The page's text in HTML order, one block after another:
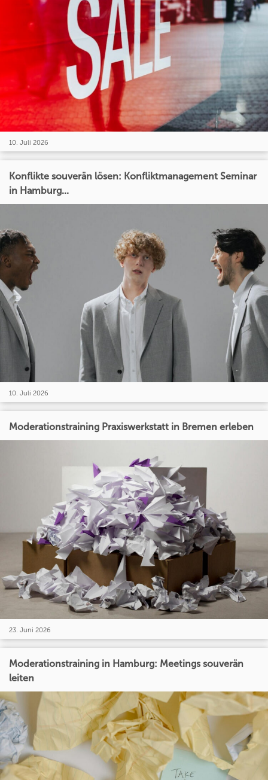
10. Juli 2026
Konflikte souverän lösen: Konfliktmanagement Seminar
in Hamburg...
10. Juli 2026
Moderationstraining Praxiswerkstatt in Bremen erleben
23. Juni 2026
Moderationstraining in Hamburg: Meetings souverän
leiten